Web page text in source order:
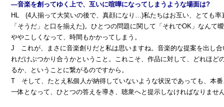
―音楽を創ってゆく上で、互いに喧嘩になってしまうような場面は?
HL (4人揃って大笑いの後で、真顔になり…)私たちはお互い、とても率
「そうだ」と口を揃えた)。ひとつの問題に関して「それでOK」なんて
ややこしくなって、時間もかかってしまう。
J これが、まさに音楽創りだと私は思いますね。音楽的な提案を出し
れだけぶつかり合うかということ。これこそ、作品に対して、どれほど
るか、ということに繋がるのですから。
T そして、たとえ私個人が納得していないような状況であっても、本
一体となって、ひとつの答えを導き、聴衆へと提示しなければなりませ